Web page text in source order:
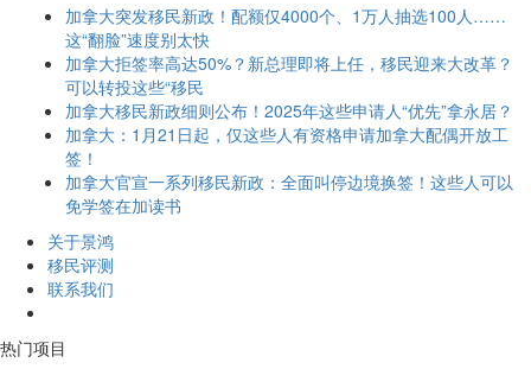
加拿大突发移民新政！配额仅4000个、1万人抽选100人……
这“翻脸”速度别太快
加拿大拒签率高达50%？新总理即将上任，移民迎来大改革？
可以转投这些“移民
加拿大移民新政细则公布！2025年这些申请人“优先”拿永居？
加拿大：1月21日起，仅这些人有资格申请加拿大配偶开放工
签！
加拿大官宣一系列移民新政：全面叫停边境换签！这些人可以
免学签在加读书
关于景鸿
移民评测
联系我们
热门项目